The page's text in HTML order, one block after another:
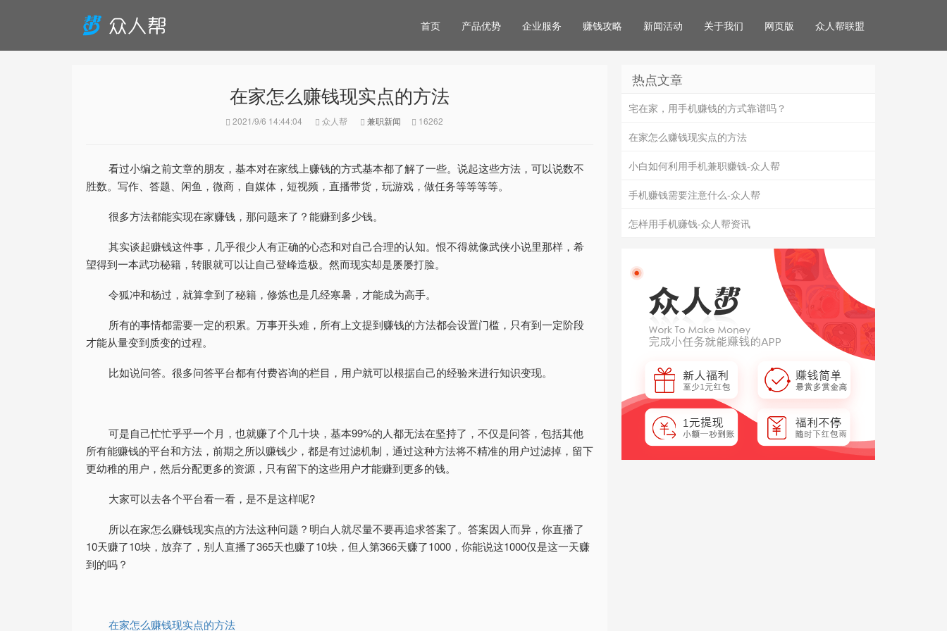
首页 产品优势 企业服务 赚钱攻略 新闻活动 关于我们 网页版 众人帮联盟
在家怎么赚钱现实点的方法
2021/9/6 14:44:04 众人帮 兼职新闻 16262
看过小编之前文章的朋友，基本对在家线上赚钱的方式基本都了解了一些。说起这些方法，可以说数不
胜数。写作、答题、闲鱼，微商，自媒体，短视频，直播带货，玩游戏，做任务等等等等。
很多方法都能实现在家赚钱，那问题来了？能赚到多少钱。
其实谈起赚钱这件事，几乎很少人有正确的心态和对自己合理的认知。恨不得就像武侠小说里那样，希
望得到一本武功秘籍，转眼就可以让自己登峰造极。然而现实却是屡屡打脸。
令狐冲和杨过，就算拿到了秘籍，修炼也是几经寒暑，才能成为高手。
所有的事情都需要一定的积累。万事开头难，所有上文提到赚钱的方法都会设置门槛，只有到一定阶段
才能从量变到质变的过程。
比如说问答。很多问答平台都有付费咨询的栏目，用户就可以根据自己的经验来进行知识变现。
可是自己忙忙乎乎一个月，也就赚了个几十块，基本99%的人都无法在坚持了，不仅是问答，包括其他
所有能赚钱的平台和方法，前期之所以赚钱少，都是有过滤机制，通过这种方法将不精准的用户过滤掉，留下
更幼稚的用户，然后分配更多的资源，只有留下的这些用户才能赚到更多的钱。
大家可以去各个平台看一看，是不是这样呢?
所以在家怎么赚钱现实点的方法这种问题？明白人就尽量不要再追求答案了。答案因人而异，你直播了
10天赚了10块，放弃了，别人直播了365天也赚了10块，但人第366天赚了1000，你能说这1000仅是这一天赚
到的吗？
在家怎么赚钱现实点的方法
热点文章
宅在家，用手机赚钱的方式靠谱吗？
在家怎么赚钱现实点的方法
小白如何利用手机兼职赚钱-众人帮
手机赚钱需要注意什么-众人帮
怎样用手机赚钱-众人帮资讯